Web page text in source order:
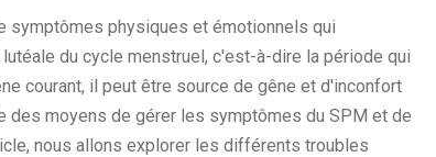
symptômes physiques et émotionnels qui
du cycle menstruel, c'est-à-dire la période qui
courant, il peut être source de gêne et d'inconfort
des moyens de gérer les symptômes du SPM et de
nous allons explorer les différents troubles